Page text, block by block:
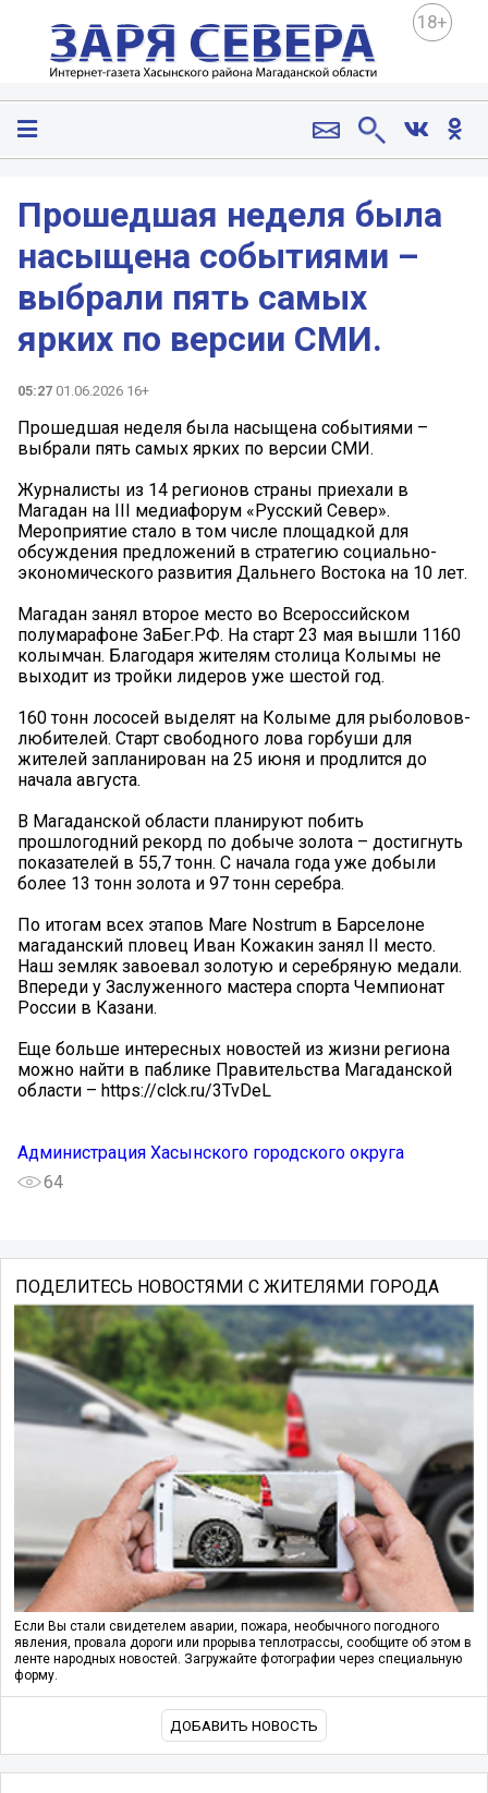
18+
Прошедшая неделя была
насыщена событиями –
выбрали пять самых
ярких по версии СМИ.
05:27 01.06.2026 16+
Прошедшая неделя была насыщена событиями –
выбрали пять самых ярких по версии СМИ.
Журналисты из 14 регионов страны приехали в
Магадан на III медиафорум «Русский Север».
Мероприятие стало в том числе площадкой для
обсуждения предложений в стратегию социально-
экономического развития Дальнего Востока на 10 лет.
Магадан занял второе место во Всероссийском
полумарафоне ЗаБег.РФ. На старт 23 мая вышли 1160
колымчан. Благодаря жителям столица Колымы не
выходит из тройки лидеров уже шестой год.
160 тонн лососей выделят на Колыме для рыболовов-
любителей. Старт свободного лова горбуши для
жителей запланирован на 25 июня и продлится до
начала августа.
В Магаданской области планируют побить
прошлогодний рекорд по добыче золота – достигнуть
показателей в 55,7 тонн. С начала года уже добыли
более 13 тонн золота и 97 тонн серебра.
По итогам всех этапов Mare Nostrum в Барселоне
магаданский пловец Иван Кожакин занял II место.
Наш земляк завоевал золотую и серебряную медали.
Впереди у Заслуженного мастера спорта Чемпионат
России в Казани.
Еще больше интересных новостей из жизни региона
можно найти в паблике Правительства Магаданской
области – https://clck.ru/3TvDeL
Администрация Хасынского городского округа
64
ПОДЕЛИТЕСЬ НОВОСТЯМИ С ЖИТЕЛЯМИ ГОРОДА
Если Вы стали свидетелем аварии, пожара, необычного погодного
явления, провала дороги или прорыва теплотрассы, сообщите об этом в
ленте народных новостей. Загружайте фотографии через специальную
форму.
ДОБАВИТЬ НОВОСТЬ